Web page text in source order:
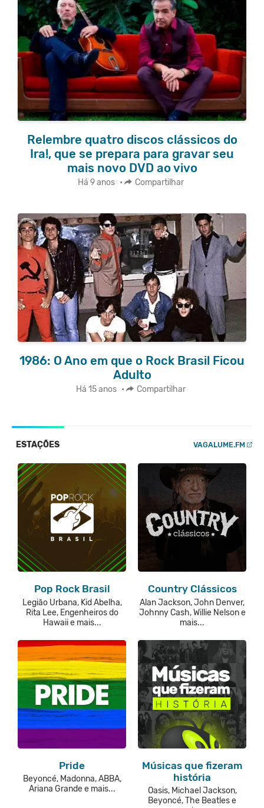
Relembre quatro discos clássicos do
Ira!, que se prepara para gravar seu
mais novo DVD ao vivo
Há 9 anos • Compartilhar
1986: O Ano em que o Rock Brasil Ficou
Adulto
Há 15 anos • Compartilhar
ESTAÇÕES VAGALUME.FM
Pop Rock Brasil
Legião Urbana, Kid Abelha,
Rita Lee, Engenheiros do
Hawaii e mais...
Country Clássicos
Alan Jackson, John Denver,
Johnny Cash, Willie Nelson e
mais...
Pride
Beyoncé, Madonna, ABBA,
Ariana Grande e mais...
Músicas que fizeram
história
Oasis, Michael Jackson,
Beyoncé, The Beatles e